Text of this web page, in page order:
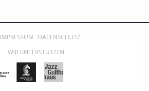
IMPRESSUM
DATENSCHUTZ
WIR UNTERSTÜTZEN